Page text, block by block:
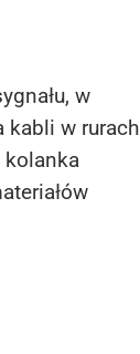
w
kabli w rurach
kolanka